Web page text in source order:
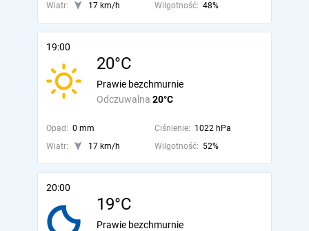
Wiatr:
17 km/h Wilgotność: 48%
19:00
20°C
Odczuwalna 20°C
Prawie bezchmurnie
Opad: 0 mm Ciśnienie: 1022 hPa
Wiatr:
17 km/h Wilgotność: 52%
20:00
19°C
Prawie bezchmurnie